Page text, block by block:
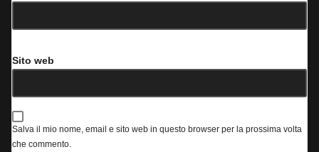
Sito web
Salva il mio nome, email e sito web in questo browser per la prossima volta
che commento.